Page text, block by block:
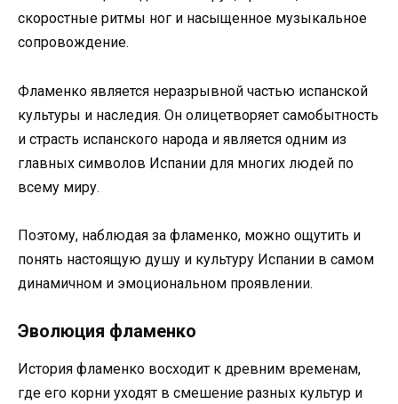
скоростные ритмы ног и насыщенное музыкальное
сопровождение.
Фламенко является неразрывной частью испанской
культуры и наследия. Он олицетворяет самобытность
и страсть испанского народа и является одним из
главных символов Испании для многих людей по
всему миру.
Поэтому, наблюдая за фламенко, можно ощутить и
понять настоящую душу и культуру Испании в самом
динамичном и эмоциональном проявлении.
Эволюция фламенко
История фламенко восходит к древним временам,
где его корни уходят в смешение разных культур и